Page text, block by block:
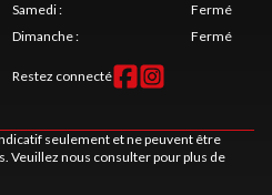
Samedi:
Fermé
Dimanche: Fermé
Restez connecté
seulement et ne peuvent être
Veuillez nous consulter pour plus de